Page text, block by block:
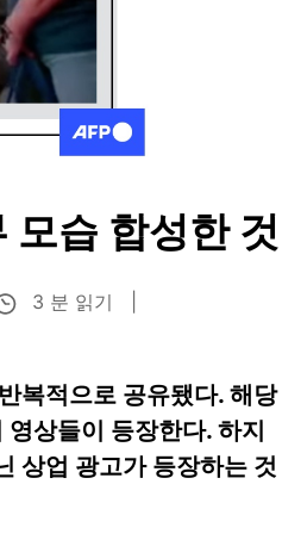
습 합성한 것
3 분 읽기
복적으로 공유됐다. 해당
상들이 등장한다. 하지
상업 광고가 등장하는 것